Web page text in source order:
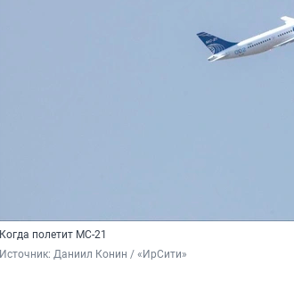
Когда полетит МС-21
Источник: Даниил Конин / «ИрСити»